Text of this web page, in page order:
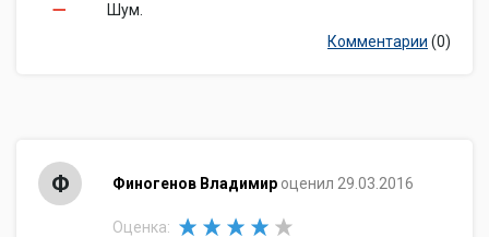
Шум.
Комментарии (0)
Ф Финогенов Владимир оценил 29.03.2016
Оценка: